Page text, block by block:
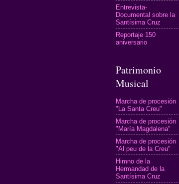
Entrevista-
Documental sobre la
Santísima Cruz
Reportaje 150
aniversario
Patrimonio
Musical
Marcha de procesión
"La Santa Creu"
Marcha de procesión
"María Magdalena"
Marcha de procesión
"Al peu de la Creu"
Himno de la
Hermandad de la
Santísima Cruz